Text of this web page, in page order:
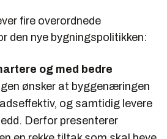
fire overordnede
den nye bygningspolitikken:
og med bedre
ønsker at byggenæringen
og samtidig levere
Derfor presenterer